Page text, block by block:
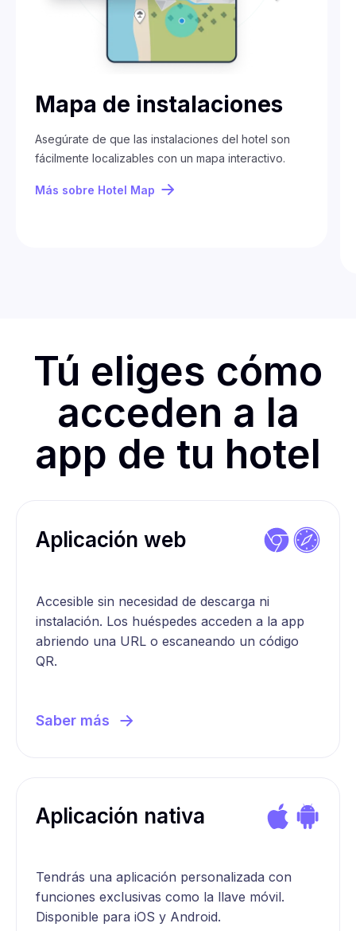
Mapa de instalaciones
Asegúrate de que las instalaciones del hotel son
fácilmente localizables con un mapa interactivo.
Más sobre Hotel Map
Tú eliges cómo
acceden a la
app de tu hotel
Aplicación web
Accesible sin necesidad de descarga ni
instalación. Los huéspedes acceden a la app
abriendo una URL o escaneando un código
QR.
Saber más
Aplicación nativa
Tendrás una aplicación personalizada con
funciones exclusivas como la llave móvil.
Disponible para iOS y Android.